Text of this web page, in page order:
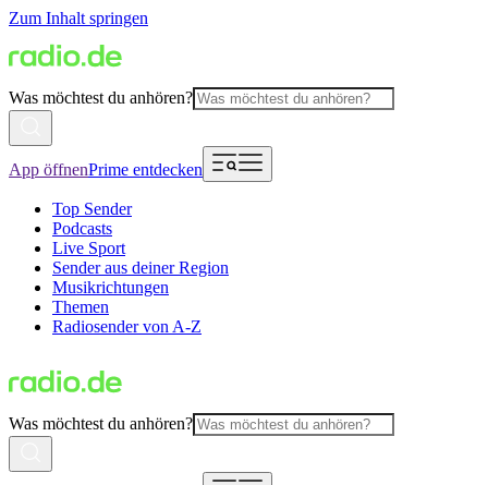
Zum Inhalt springen
Was möchtest du anhören?
App öffnenPrime entdecken
Top Sender
Podcasts
Live Sport
Sender aus deiner Region
Musikrichtungen
Themen
Radiosender von A-Z
Was möchtest du anhören?